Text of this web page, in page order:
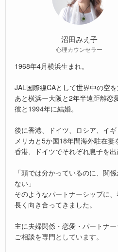
沼田みえ子
心理カウンセラー
1968年4月横浜生まれ。
JAL国際線CAとして世界中の空
あと横浜ー大阪と2年半遠距離恋
彼と1994年に結婚。
後に香港、ドイツ、ロシア、イ
メリカと5か国18年間海外駐在妻
香港、ドイツでそれぞれ息子を出
「頭では分かっているのに、関
ない」
そのようなパートナーシップに
長く向き合ってきました。
主に夫婦関係・恋愛・パートナ
ご相談を専門としています。